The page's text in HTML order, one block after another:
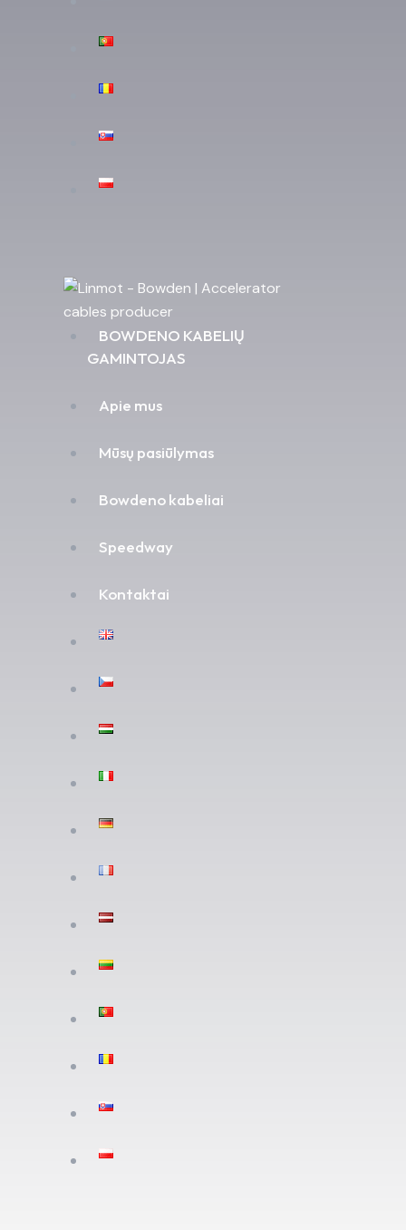
BOWDENO KABELIŲ
GAMINTOJAS
Apie mus
Mūsų pasiūlymas
Bowdeno kabeliai
Speedway
Kontaktai